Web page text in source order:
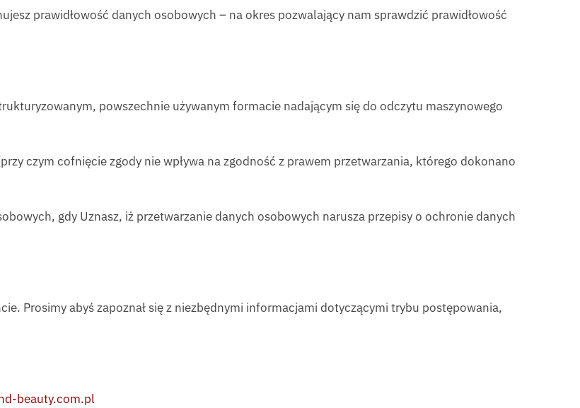
prawidłowość danych osobowych – na okres pozwalający nam sprawdzić prawidłowość
powszechnie używanym formacie nadającym się do odczytu maszynowego
czym cofnięcie zgody nie wpływa na zgodność z prawem przetwarzania, którego dokonano
gdy Uznasz, iż przetwarzanie danych osobowych narusza przepisy o ochronie danych
Prosimy abyś zapoznał się z niezbędnymi informacjami dotyczącymi trybu postępowania,
beauty.com.pl